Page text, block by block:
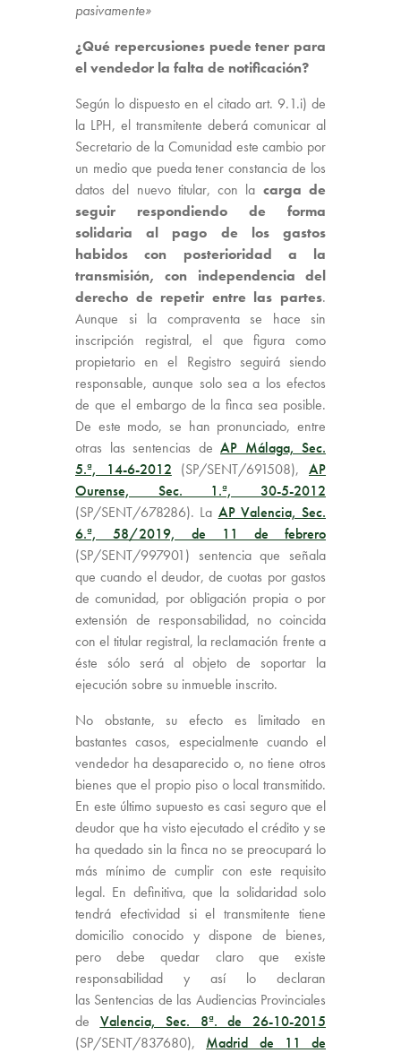
pasivamente»
¿Qué repercusiones puede tener para
el vendedor la falta de notificación?
Según lo dispuesto en el citado art. 9.1.i) de
la LPH, el transmitente deberá comunicar al
Secretario de la Comunidad este cambio por
un medio que pueda tener constancia de los
datos del nuevo titular, con la carga de
seguir respondiendo de forma
solidaria al pago de los gastos
habidos con posterioridad a la
transmisión, con independencia del
derecho de repetir entre las partes.
Aunque si la compraventa se hace sin
inscripción registral, el que figura como
propietario en el Registro seguirá siendo
responsable, aunque solo sea a los efectos
de que el embargo de la finca sea posible.
De este modo, se han pronunciado, entre
otras las sentencias de AP Málaga, Sec.
5.ª, 14-6-2012 (SP/SENT/691508),AP
Ourense, Sec. 1.ª, 30-5-2012
(SP/SENT/678286). La AP Valencia, Sec.
6.ª, 58/2019, de 11 de febrero
(SP/SENT/997901) sentencia que señala
que cuando el deudor, de cuotas por gastos
de comunidad, por obligación propia o por
extensión de responsabilidad, no coincida
con el titular registral, la reclamación frente a
éste sólo será al objeto de soportar la
ejecución sobre su inmueble inscrito.
No obstante, su efecto es limitado en
bastantes casos, especialmente cuando el
vendedor ha desaparecido o, no tiene otros
bienes que el propio piso o local transmitido.
En este último supuesto es casi seguro que el
deudor que ha visto ejecutado el crédito y se
ha quedado sin la finca no se preocupará lo
más mínimo de cumplir con este requisito
legal. En definitiva, que la solidaridad solo
tendrá efectividad si el transmitente tiene
domicilio conocido y dispone de bienes,
pero debe quedar claro que existe
responsabilidad y así lo declaran
las Sentencias de las Audiencias Provinciales
de Valencia, Sec. 8ª. de 26-10-2015
(SP/SENT/837680), Madrid de 11 de